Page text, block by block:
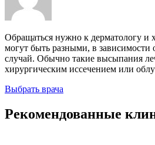
Обращаться нужно к дерматологу и
могут быть разными, в зависимости
случай. Обычно такие высыпания
хирургическим иссечением или
Выбрать врача
Рекомендованные